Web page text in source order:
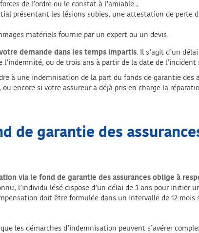
de l’ordre ou le constat à l’amiable ;
présentant les lésions subies, une attestation de perte
matériels fournie par un expert ou un devis.
demande dans les temps impartis. Il s’agit d’un
ou de trois ans à partir de la date de
à une indemnisation de la part du fonds de garantie
encore si votre assureur a déjà pris en charge la
de garantie des
via le fond de garantie des assurances oblige à
l’individu lésé dispose d’un délai de 3 ans pour initier
doit être formulée dans un intervalle de 12
les démarches d’indemnisation peuvent s’avérer